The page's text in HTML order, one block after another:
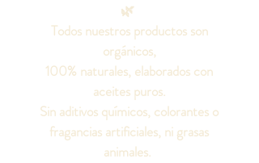
🌿
Todos nuestros productos son
orgánicos,
100% naturales, elaborados con
aceites puros.
Sin aditivos químicos, colorantes o
fragancias artificiales, ni grasas
animales.